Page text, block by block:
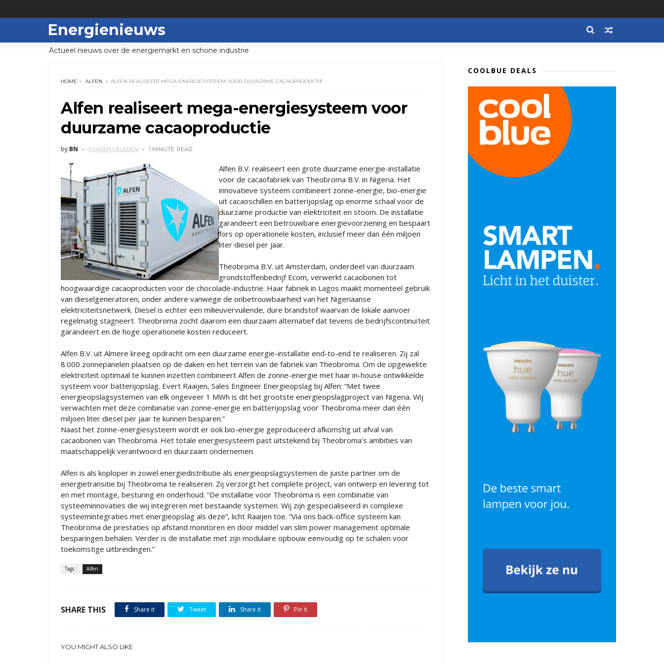
Energienieuws
Actueel nieuws over de energiemarkt en schone industrie
HOME ALFEN ALFEN REALISEERT MEGA-ENERGIESYSTEEM VOOR DUURZAME CACAOPRODUCTIE
Alfen realiseert mega-energiesysteem voor
duurzame cacaoproductie
by BN 9 JAREN GELEDEN 1 MINUTE READ
Alfen B.V. realiseert een grote duurzame energie-installatie
voor de cacaofabriek van Theobroma B.V. in Nigeria. Het
innovatieve systeem combineert zonne-energie, bio-energie
uit cacaoschillen en batterijopslag op enorme schaal voor de
duurzame productie van elektriciteit en stoom. De installatie
garandeert een betrouwbare energievoorziening en bespaart
fors op operationele kosten, inclusief meer dan één miljoen
liter diesel per jaar.
Theobroma B.V. uit Amsterdam, onderdeel van duurzaam
grondstoffenbedrijf Ecom, verwerkt cacaobonen tot
hoogwaardige cacaoproducten voor de chocolade-industrie. Haar fabriek in Lagos maakt momenteel gebruik
van dieselgeneratoren, onder andere vanwege de onbetrouwbaarheid van het Nigeriaanse
elektriciteitsnetwerk. Diesel is echter een milieuvervuilende, dure brandstof waarvan de lokale aanvoer
regelmatig stagneert. Theobroma zocht daarom een duurzaam alternatief dat tevens de bedrijfscontinuïteit
garandeert en de hoge operationele kosten reduceert.
Alfen B.V. uit Almere kreeg opdracht om een duurzame energie-installatie end-to-end te realiseren. Zij zal
8.000 zonnepanelen plaatsen op de daken en het terrein van de fabriek van Theobroma. Om de opgewekte
elektriciteit optimaal te kunnen inzetten combineert Alfen de zonne-energie met haar in-house ontwikkelde
systeem voor batterijopslag. Evert Raaijen, Sales Engineer Energieopslag bij Alfen: “Met twee
energieopslagsystemen van elk ongeveer 1 MWh is dit het grootste energieopslagproject van Nigeria. Wij
verwachten met deze combinatie van zonne-energie en batterijopslag voor Theobroma meer dan één
miljoen liter diesel per jaar te kunnen besparen.”
Naast het zonne-energiesysteem wordt er ook bio-energie geproduceerd afkomstig uit afval van
cacaobonen van Theobroma. Het totale energiesysteem past uitstekend bij Theobroma’s ambities van
maatschappelijk verantwoord en duurzaam ondernemen.
Alfen is als koploper in zowel energiedistributie als energieopslagsystemen de juiste partner om de
energietransitie bij Theobroma te realiseren. Zij verzorgt het complete project, van ontwerp en levering tot
en met montage, besturing en onderhoud. “De installatie voor Theobroma is een combinatie van
systeeminnovaties die wij integreren met bestaande systemen. Wij zijn gespecialiseerd in complexe
systeemintegraties met energieopslag als deze”, licht Raaijen toe. “Via ons back-office systeem kan
Theobroma de prestaties op afstand monitoren en door middel van slim power management optimale
besparingen behalen. Verder is de installatie met zijn modulaire opbouw eenvoudig op te schalen voor
toekomstige uitbreidingen.”
Tags : Alfen
SHARE THIS Share it Tweet Share it Pin it
YOU MIGHT ALSO LIKE
COOLBUE DEALS